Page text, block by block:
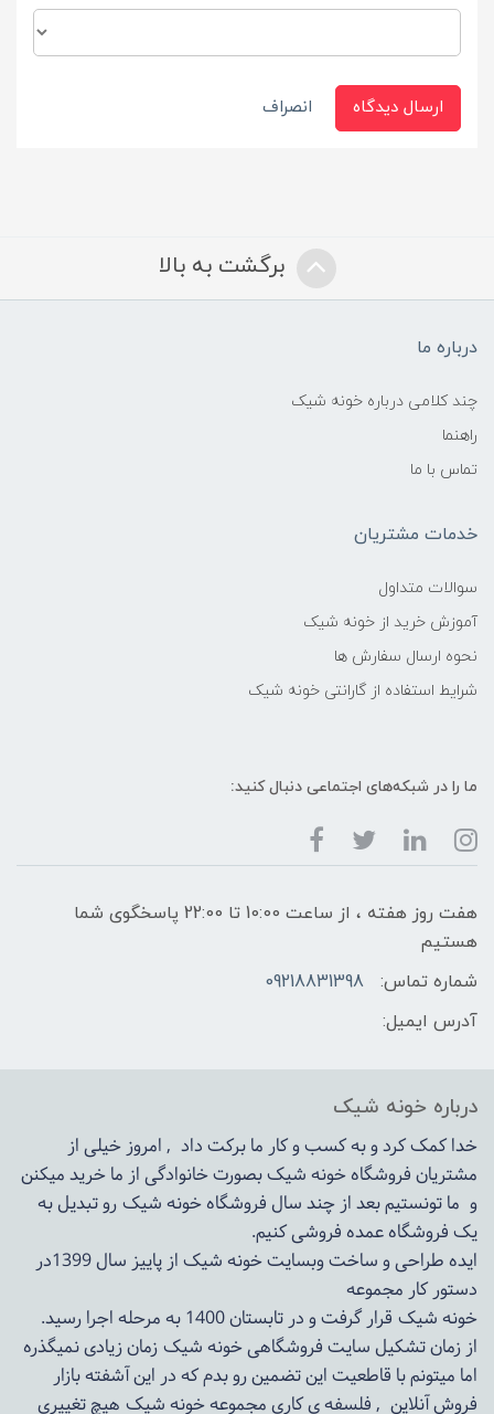
ارسال دیدگاه انصراف
برگشت به بالا
درباره ما
چند کلامی درباره خونه شیک
راهنما
تماس با ما
خدمات مشتریان
سوالات متداول
آموزش خرید از خونه شیک
نحوه ارسال سفارش ها
شرایط استفاده از گارانتی خونه شیک
ما را در شبکه‌های اجتماعی دنبال کنید:
هفت روز هفته ، از ساعت 10:00 تا 22:00 پاسخگوی شما
هستیم
شماره تماس:
09218831398
آدرس ایمیل:
درباره خونه شیک
خدا کمک کرد و به کسب و کار ما برکت داد , امروز خیلی از
مشتریان فروشگاه خونه شیک بصورت خانوادگی از ما خرید میکنن
و ما تونستیم بعد از چند سال فروشگاهخونه شیکرو تبدیل به
یک فروشگاه عمده فروشی کنیم.
ایده طراحی و ساخت وبسایت خونه شیک از پاییز سال 1399در
دستور کار مجموعه
خونه شیک قرار گرفت و در تابستان 1400 به مرحله اجرا رسید.
از زمان تشکیل سایت فروشگاهیخونه شیکزمان زیادی نمیگذره
اما میتونم با قاطعیت این تضمین رو بدم که در این آشفته بازار
فروش آنلاین , فلسفه ی کاری مجموعهخونه شیک هیچ تغییری